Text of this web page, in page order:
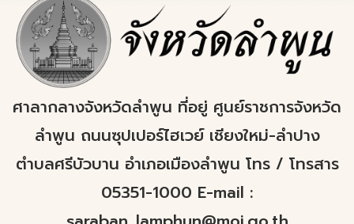
ศาลากลางจังหวัดลำพูน ที่อยู่ ศูนย์ราชการจังหวัด
ลำพูน ถนนซุปเปอร์ไฮเวย์ เชียงใหม่-ลำปาง
ตำบลศรีบัวบาน อำเภอเมืองลำพูน โทร / โทรสาร
05351-1000 E-mail :